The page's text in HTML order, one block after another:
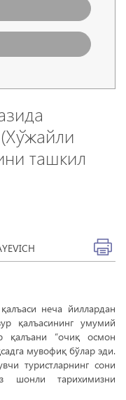
ташкил
неча йиллардан
қалъасининг умумий
қалъани “очиқ осмон
мувофиқ бўлар эди.
туристларнинг сони
тарихимизни